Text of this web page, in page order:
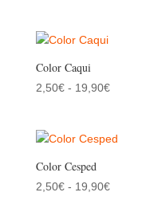
Color Caqui
2,50€ - 19,90€Rango
desde
Color Cesped
2,50€ - 19,90€Rango